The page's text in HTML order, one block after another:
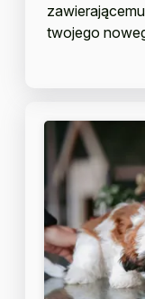
twojego